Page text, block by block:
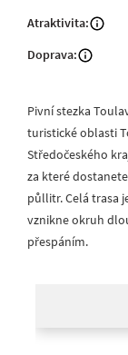
Doprava:
Atraktivita:
Pivní stezka
turistické oblasti
Středočeského
za které
půllitr. Celá trasa
vznikne okruh
přespáním.